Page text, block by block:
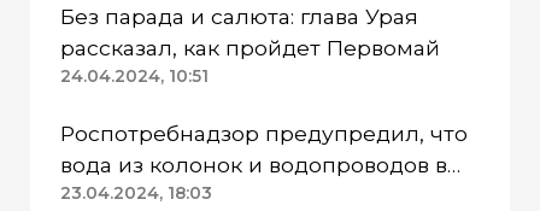
Без парада и салюта: глава Урая
рассказал, как пройдет Первомай
24.04.2024, 10:51
Роспотребнадзор предупредил, что
вода из колонок и водопроводов в
Казанском районе непригодна для
23.04.2024, 18:03